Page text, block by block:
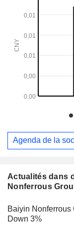
Actualités dans
Nonferrous
Baiyin Nonferrous
Down 3%
Agenda de la